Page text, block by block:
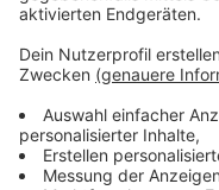
Anzeige
Beide Länder haben
wechselseitige